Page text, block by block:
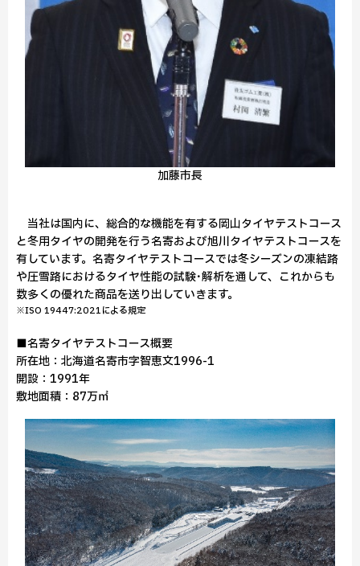
加藤市長
当社は国内に、総合的な機能を有する岡山タイヤテストコース
と冬用タイヤの開発を行う名寄および旭川タイヤテストコースを
有しています。名寄タイヤテストコースでは冬シーズンの凍結路
や圧雪路におけるタイヤ性能の試験･解析を通して、これからも
数多くの優れた商品を送り出していきます。
※ISO 19447:2021による規定
■名寄タイヤテストコース概要
所在地：北海道名寄市字智恵文1996-1
開設：1991年
敷地面積：87万㎡